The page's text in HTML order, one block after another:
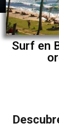
Surf en